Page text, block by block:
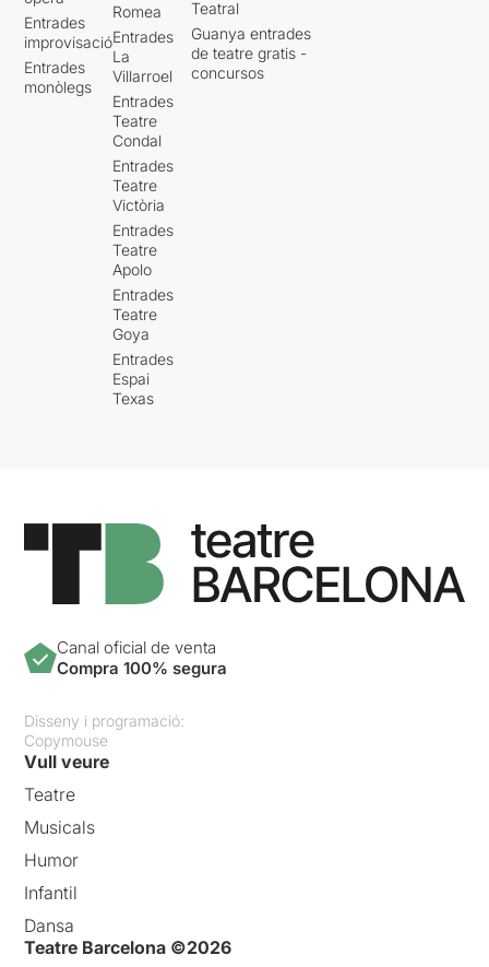
Entrades
improvisació
Entrades
monòlegs
Romea
Entrades
La
Villarroel
Entrades
Teatre
Condal
Entrades
Teatre
Victòria
Entrades
Teatre
Apolo
Entrades
Teatre
Goya
Entrades
Espai
Texas
Teatral
Guanya entrades
de teatre gratis -
concursos
Canal oficial de venta
Compra 100% segura
Disseny i programació:
Copymouse
Vull veure
Teatre
Musicals
Humor
Infantil
Dansa
Teatre Barcelona ©2026